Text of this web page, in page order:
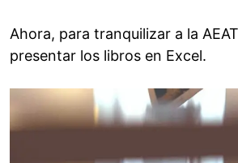
Ahora, para tranquilizar a la
presentar los libros en Excel.